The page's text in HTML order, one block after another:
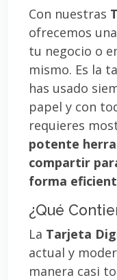
Con nuestras
ofrecemos
tu negocio o
mismo. Es la
has usado
papel y con
requieres
potente
compartir
forma
¿Qué
La Tarjeta
actual y
manera casi